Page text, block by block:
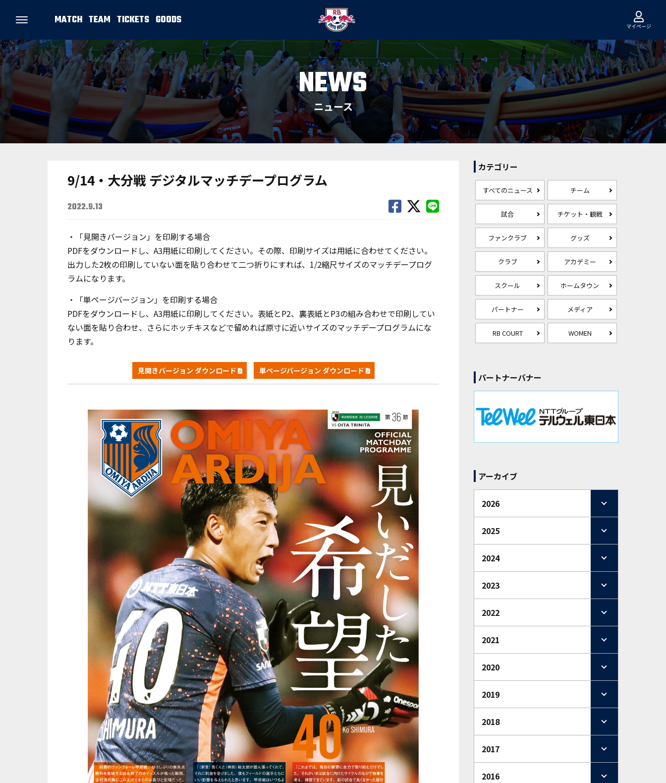
MATCH TEAM TICKETS GOODS マイページ
NEWS
ニュース
9/14・大分戦 デジタルマッチデープログラム
2022.9.13
・「見開きバージョン」を印刷する場合
PDFをダウンロードし、A3用紙に印刷してください。その際、印刷サイズは用紙に合わせてください。
出力した2枚の印刷していない面を貼り合わせて二つ折りにすれば、1/2縮尺サイズのマッチデープログ
ラムになります。
・「単ページバージョン」を印刷する場合
PDFをダウンロードし、A3用紙に印刷してください。表紙とP2、裏表紙とP3の組み合わせで印刷してい
ない面を貼り合わせ、さらにホッチキスなどで留めれば原寸に近いサイズのマッチデープログラムにな
ります。
見開きバージョン ダウンロード 単ページバージョン ダウンロード
カテゴリー
すべてのニュース チーム
試合 チケット・観戦
ファンクラブ グッズ
クラブ アカデミー
スクール ホームタウン
パートナー メディア
RB COURT WOMEN
パートナーバナー
アーカイブ
2026
2025
2024
2023
2022
2021
2020
2019
2018
2017
2016